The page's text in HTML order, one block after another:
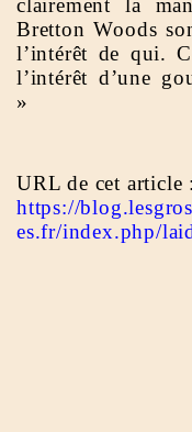
clairement la
Bretton Woods
l’intérêt de qui.
l’intérêt d’une
»
URL de cet article
https://
es.fr/index.php/